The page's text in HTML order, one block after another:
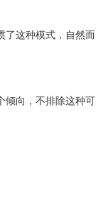
了这种模式，自然而
倾向，不排除这种可